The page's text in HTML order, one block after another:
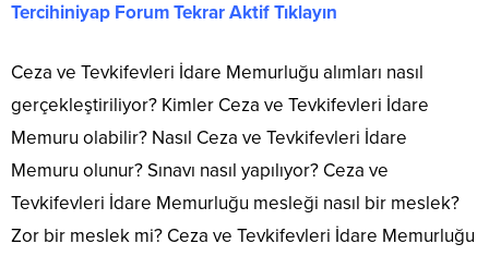
Tercihiniyap Forum Tekrar Aktif Tıklayın
Ceza ve Tevkifevleri İdare Memurluğu alımları nasıl
gerçekleştiriliyor? Kimler Ceza ve Tevkifevleri İdare
Memuru olabilir? Nasıl Ceza ve Tevkifevleri İdare
Memuru olunur? Sınavı nasıl yapılıyor? Ceza ve
Tevkifevleri İdare Memurluğu mesleği nasıl bir meslek?
Zor bir meslek mi? Ceza ve Tevkifevleri İdare Memurluğu